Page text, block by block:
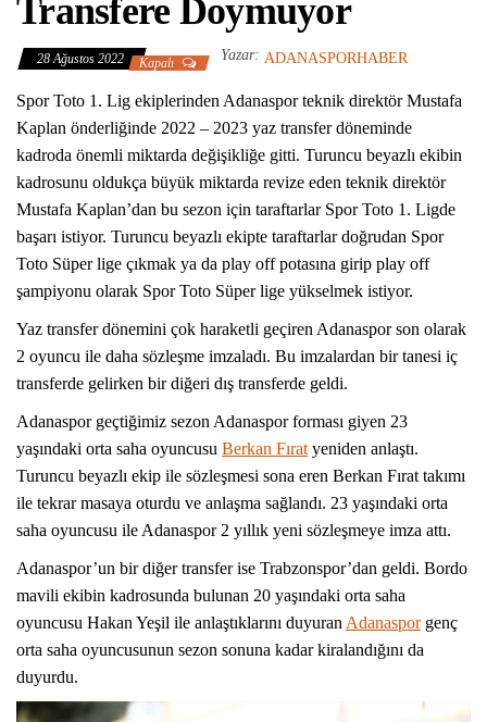
Transfere Doymuyor
28 Ağustos 2022 Kapalı Yazar: ADANASPORHABER
Spor Toto 1. Lig ekiplerinden Adanaspor teknik direktör Mustafa
Kaplan önderliğinde 2022 – 2023 yaz transfer döneminde
kadroda önemli miktarda değişikliğe gitti. Turuncu beyazlı ekibin
kadrosunu oldukça büyük miktarda revize eden teknik direktör
Mustafa Kaplan’dan bu sezon için taraftarlar Spor Toto 1. Ligde
başarı istiyor. Turuncu beyazlı ekipte taraftarlar doğrudan Spor
Toto Süper lige çıkmak ya da play off potasına girip play off
şampiyonu olarak Spor Toto Süper lige yükselmek istiyor.
Yaz transfer dönemini çok haraketli geçiren Adanaspor son olarak
2 oyuncu ile daha sözleşme imzaladı. Bu imzalardan bir tanesi iç
transferde gelirken bir diğeri dış transferde geldi.
Adanaspor geçtiğimiz sezon Adanaspor forması giyen 23
yaşındaki orta saha oyuncusu Berkan Fırat yeniden anlaştı.
Turuncu beyazlı ekip ile sözleşmesi sona eren Berkan Fırat takımı
ile tekrar masaya oturdu ve anlaşma sağlandı. 23 yaşındaki orta
saha oyuncusu ile Adanaspor 2 yıllık yeni sözleşmeye imza attı.
Adanaspor’un bir diğer transfer ise Trabzonspor’dan geldi. Bordo
mavili ekibin kadrosunda bulunan 20 yaşındaki orta saha
oyuncusu Hakan Yeşil ile anlaştıklarını duyuran Adanasporgenç
orta saha oyuncusunun sezon sonuna kadar kiralandığını da
duyurdu.